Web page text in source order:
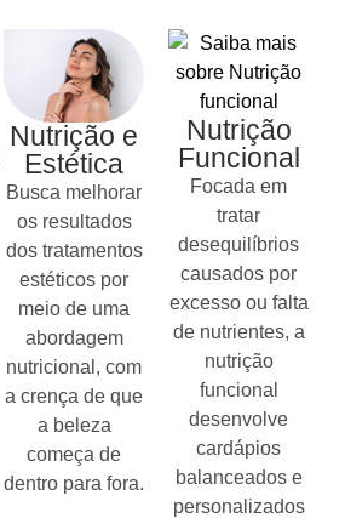
Nutrição e
Estética
Busca melhorar
os resultados
dos tratamentos
estéticos por
meio de uma
abordagem
nutricional, com
a crença de que
a beleza
começa de
dentro para fora.
Nutrição
Funcional
Focada em
tratar
desequilíbrios
causados por
excesso ou falta
de nutrientes, a
nutrição
funcional
desenvolve
cardápios
balanceados e
personalizados